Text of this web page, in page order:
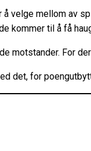
velge mellom av
kommer til å få
motstander. For
det, for